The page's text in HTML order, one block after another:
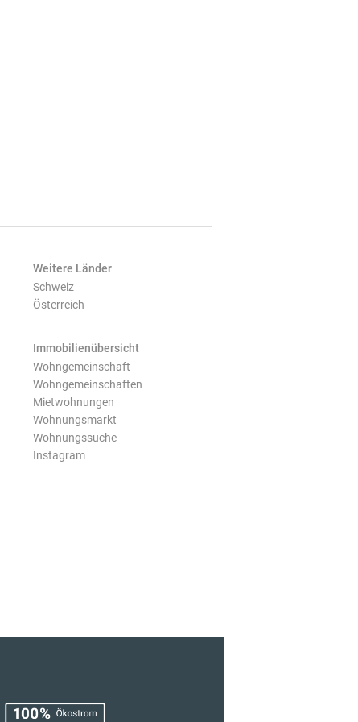
Weitere Länder
Schweiz
Österreich
Immobilienübersicht
Wohngemeinschaft
Wohngemeinschaften
Mietwohnungen
Wohnungsmarkt
Wohnungssuche
Instagram